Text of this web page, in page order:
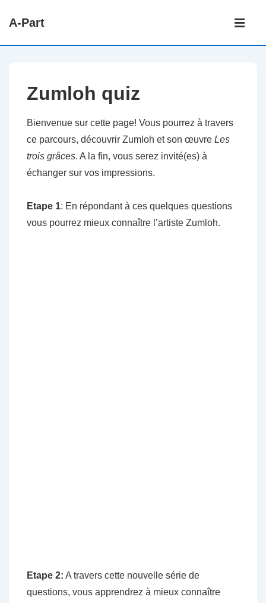
passer
A-Part
Main
Zumloh quiz
Bienvenue sur cette page! Vous pourrez à travers
ce parcours, découvrir Zumloh et son œuvre Les
trois grâces. A la fin, vous serez invité(es) à
échanger sur vos impressions.
Etape 1: En répondant à ces quelques questions
vous pourrez mieux connaître l’artiste Zumloh.
Etape 2: A travers cette nouvelle série de
questions, vous apprendrez à mieux connaître